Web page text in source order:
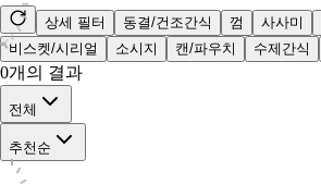
상세 필터 동결/건조간식 껌 사사미
비스켓/시리얼
소시지 캔/파우치 수제간식
0개의 결과
전체
추천순